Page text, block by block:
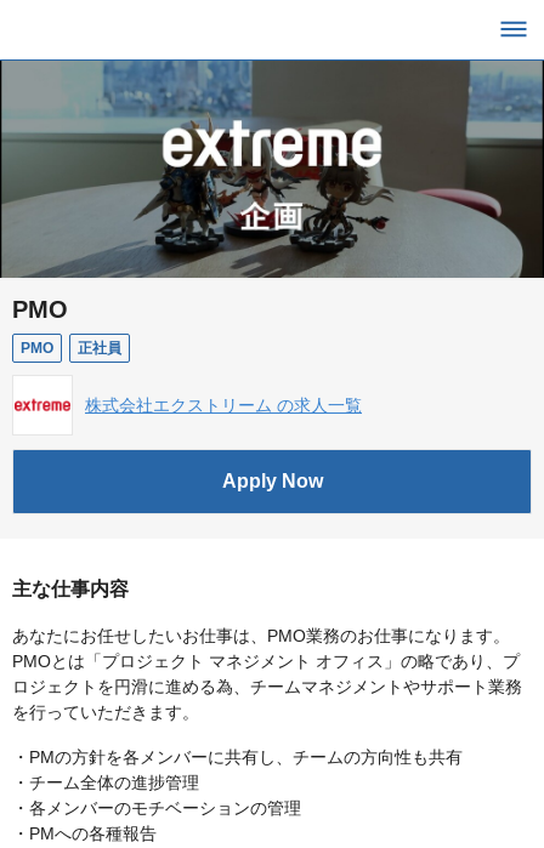
PMO
PMO 正社員
株式会社エクストリーム の求人一覧
Apply Now
主な仕事内容
あなたにお任せしたいお仕事は、PMO業務のお仕事になります。
PMOとは「プロジェクト マネジメント オフィス」の略であり、プ
ロジェクトを円滑に進める為、チームマネジメントやサポート業務
を行っていただきます。
・PMの方針を各メンバーに共有し、チームの方向性も共有
・チーム全体の進捗管理
・各メンバーのモチベーションの管理
・PMへの各種報告